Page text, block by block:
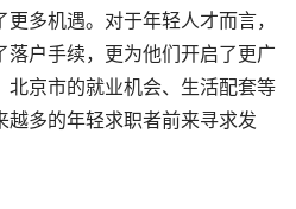
多机遇。对于年轻人才而言，
户手续，更为他们开启了更广
北京市的就业机会、生活配套等
多的年轻求职者前来寻求发